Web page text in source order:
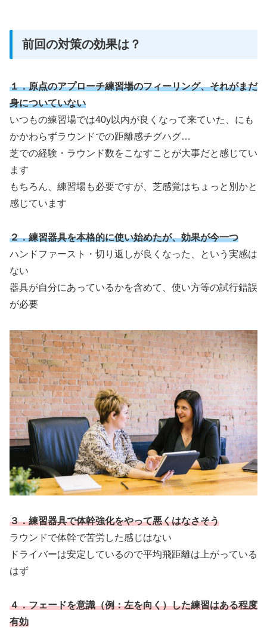
前回の対策の効果は？
１．原点のアプローチ練習場のフィーリング、それがまだ
身についていない
いつもの練習場では40y以内が良くなって来ていた、にも
かかわらずラウンドでの距離感チグハグ…
芝での経験・ラウンド数をこなすことが大事だと感じてい
ます
もちろん、練習場も必要ですが、芝感覚はちょっと別かと
感じています
２．練習器具を本格的に使い始めたが、効果が今一つ
ハンドファースト・切り返しが良くなった、という実感は
ない
器具が自分にあっているかを含めて、使い方等の試行錯誤
が必要
３．練習器具で体幹強化をやって悪くはなさそう
ラウンドで体幹で苦労した感じはない
ドライバーは安定しているので平均飛距離は上がっている
はず
４．フェードを意識（例：左を向く）した練習はある程度
有効